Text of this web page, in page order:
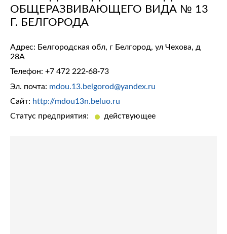
ОБЩЕРАЗВИВАЮЩЕГО ВИДА № 13
Г. БЕЛГОРОДА
Адрес: Белгородская обл, г Белгород, ул Чехова, д
28А
Телефон: +7 472 222-68-73
Эл. почта: mdou.13.belgorod@yandex.ru
Сайт: http://mdou13n.beluo.ru
Статус предприятия:
действующее